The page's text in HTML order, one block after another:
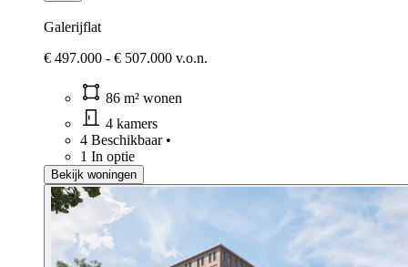
Galerijflat
€ 497.000 - € 507.000 v.o.n.
86 m² wonen
4 kamers
4 Beschikbaar•
1 In optie
Bekijk woningen